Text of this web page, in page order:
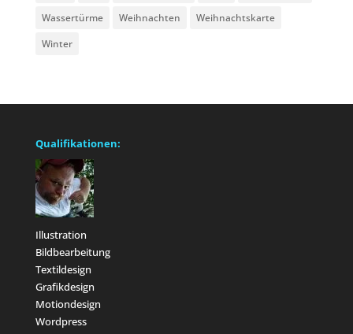
Wassertürme
Weihnachten
Weihnachtskarte
Winter
Qualifikationen:
Illustration
Bildbearbeitung
Textildesign
Grafikdesign
Motiondesign
Wordpress